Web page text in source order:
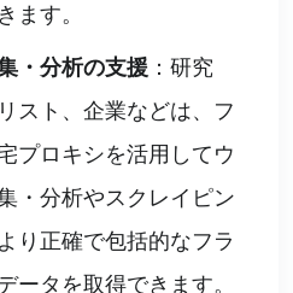
ます。
・分析の支援 ：研究
スト、企業などは、フ
プロキシを活用してウ
・分析やスクレイピン
り正確で包括的なフラ
ータを取得できます。